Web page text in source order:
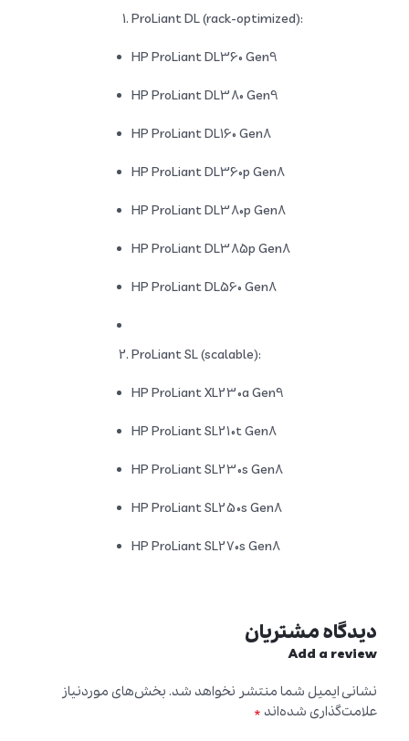
ProLiant DL (rack-optimized):
HP ProLiant DL360 Gen9
HP ProLiant DL380 Gen9
HP ProLiant DL160 Gen8
HP ProLiant DL360p Gen8
HP ProLiant DL380p Gen8
HP ProLiant DL385p Gen8
HP ProLiant DL560 Gen8
ProLiant SL (scalable):
HP ProLiant XL230a Gen9
HP ProLiant SL210t Gen8
HP ProLiant SL230s Gen8
HP ProLiant SL250s Gen8
HP ProLiant SL270s Gen8
دیدگاه مشتریان
Add a review
نشانی ایمیل شما منتشر نخواهد شد. بخش‌های موردنیاز
علامت‌گذاری شده‌اند *